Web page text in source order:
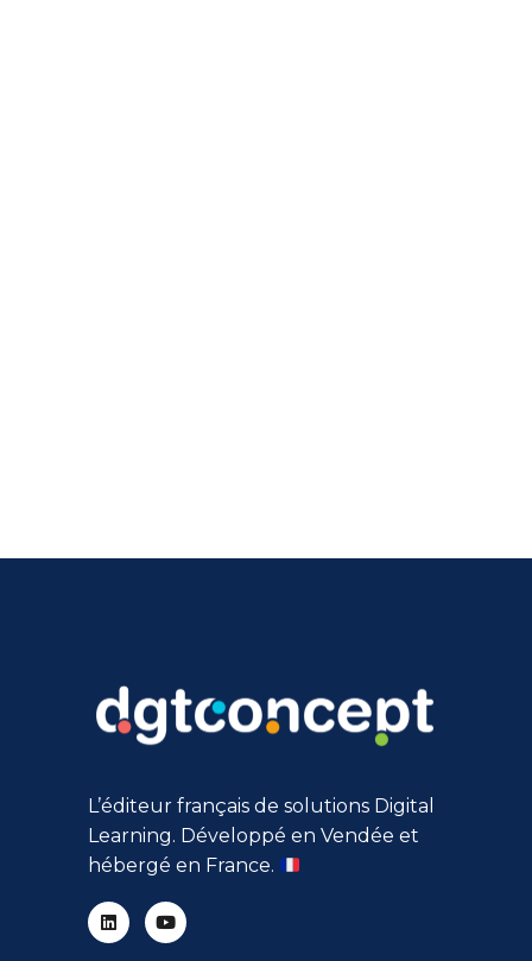
L’éditeur français de solutions Digital
Learning. Développé en Vendée et
hébergé en France.